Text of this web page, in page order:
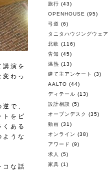
演を
わっ
で、
トをピ
ある
うな
コな話
旅行 (43)
OPENHOUSE (95)
弓道 (6)
タニタハウジングウェア
北欧 (116)
告知 (45)
温熱 (13)
建て主アンケート
(3)
AALTO (44)
ディテール (13)
設計相談 (5)
オープンデスク
(35)
動画 (31)
オンライン (38)
アワード (9)
求人
(5)
家具 (1)